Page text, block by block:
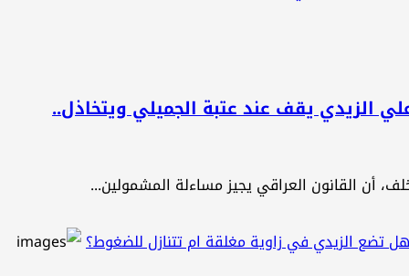
أن القانون العراقي يجيز مساءلة المشمولين...
تضع الزيدي في زاوية مغلقة ام تتنازل للضغوط؟